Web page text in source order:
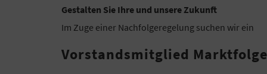
Gestalten Sie Ihre und unsere Zukunft
Im Zuge einer Nachfolgeregelung suchen wir ein
Vorstandsmitglied